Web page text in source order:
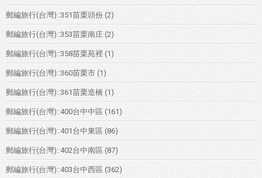
郵編旅行(台灣)::351苗栗頭份 (2)
郵編旅行(台灣)::353苗栗南庄 (2)
郵編旅行(台灣)::358苗栗苑裡 (1)
郵編旅行(台灣)::360苗栗市 (1)
郵編旅行(台灣)::361苗栗造橋 (1)
郵編旅行(台灣)::400台中中區 (161)
郵編旅行(台灣)::401台中東區 (86)
郵編旅行(台灣)::402台中南區 (87)
郵編旅行(台灣)::403台中西區 (362)